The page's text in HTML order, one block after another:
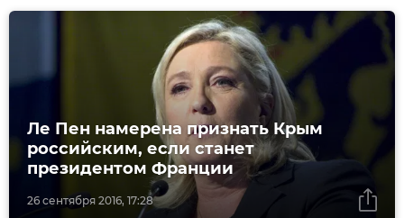
26 сентября 2016, 17:28
Ле Пен намерена признать Крым
российским, если станет
президентом Франции